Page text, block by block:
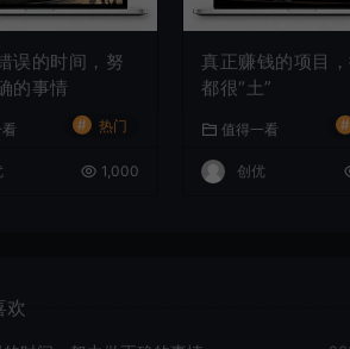
误的时间，努
的事情
# 热门
1,000
真正赚钱的项目
都很“土”
值得一看 #
创优
欢